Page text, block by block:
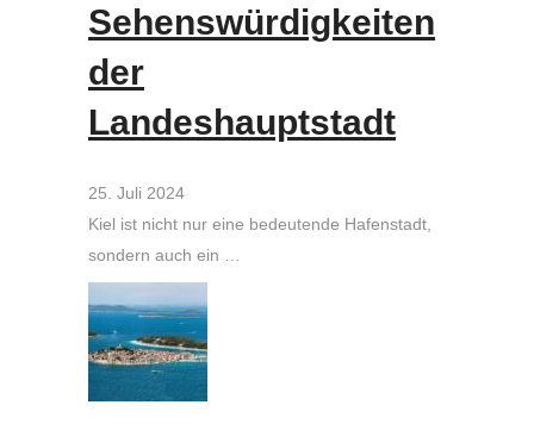
Sehenswürdigkeiten
der
Landeshauptstadt
25. Juli 2024
Kiel ist nicht nur eine bedeutende Hafenstadt,
sondern auch ein …